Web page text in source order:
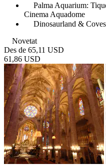
Palma Aquarium:
Cinema Aquadome
Dinosaurland &
Novetat
Des de 65,11 USD
61,86 USD